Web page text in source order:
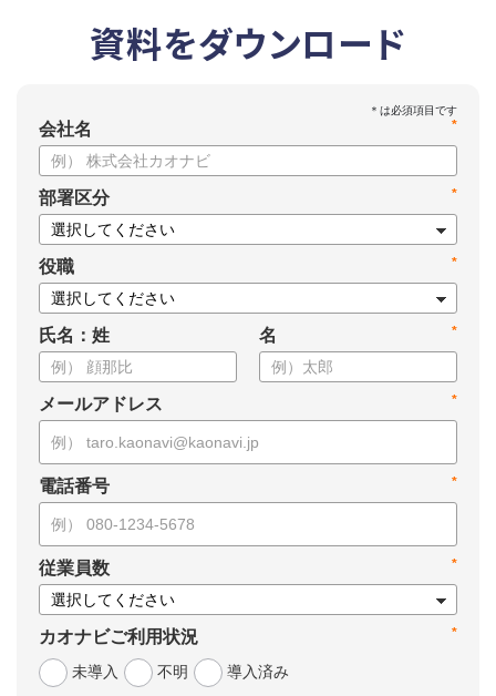
資料をダウンロード
*
会社名
*
部署区分
*
役職
氏名：姓 *
名
*
メールアドレス
*
電話番号
*
従業員数
*
カオナビご利用状況
未導入
不明 導入済み